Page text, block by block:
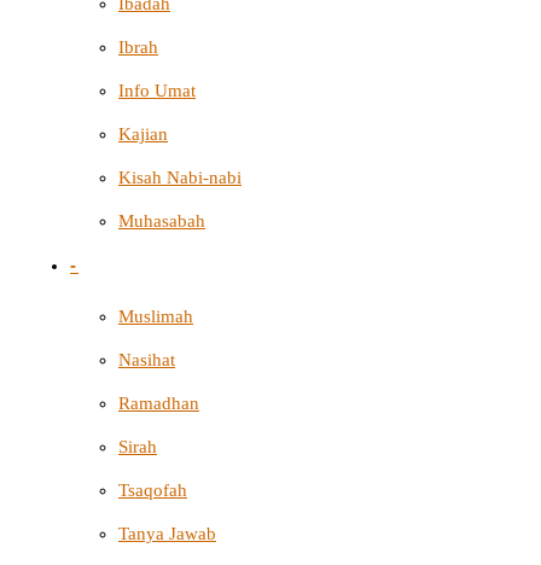
Ibrah
Info Umat
Kajian
Kisah Nabi-nabi
Muhasabah
-
Muslimah
Nasihat
Ramadhan
Sirah
Tsaqofah
Tanya Jawab